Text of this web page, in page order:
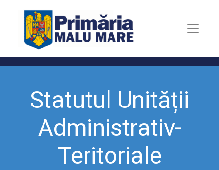
Statutul Unității
Administrativ-
Teritoriale